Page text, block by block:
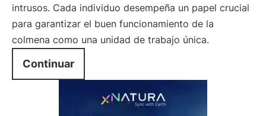
intrusos. Cada individuo desempeña un papel crucial
para garantizar el buen funcionamiento de la
colmena como una unidad de trabajo única.
Continuar